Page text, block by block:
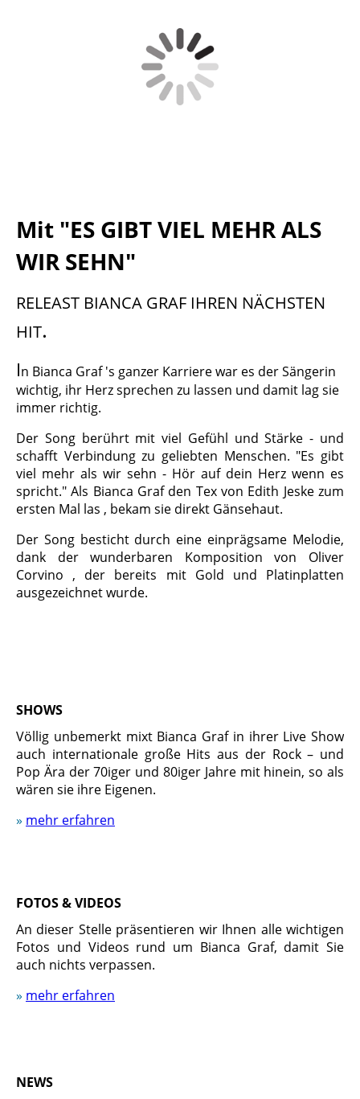
Mit "ES GIBT VIEL MEHR ALS
WIR SEHN"
RELEAST BIANCA GRAF IHREN NÄCHSTEN
HIT.
In Bianca Graf 's ganzer Karriere war es der Sängerin
wichtig, ihr Herz sprechen zu lassen und damit lag sie
immer richtig.
Der Song berührt mit viel Gefühl und Stärke - und
schafft Verbindung zu geliebten Menschen. "Es gibt
viel mehr als wir sehn - Hör auf dein Herz wenn es
spricht." Als Bianca Graf den Tex von Edith Jeske zum
ersten Mal las , bekam sie direkt Gänsehaut.
Der Song besticht durch eine einprägsame Melodie,
dank der wunderbaren Komposition von Oliver
Corvino , der bereits mit Gold und Platinplatten
ausgezeichnet wurde.
SHOWS
Völlig unbemerkt mixt Bianca Graf in ihrer Live Show
auch internationale große Hits aus der Rock – und
Pop Ära der 70iger und 80iger Jahre mit hinein, so als
wären sie ihre Eigenen.
» mehr erfahren
FOTOS & VIDEOS
An dieser Stelle präsentieren wir Ihnen alle wichtigen
Fotos und Videos rund um Bianca Graf, damit Sie
auch nichts verpassen.
» mehr erfahren
NEWS